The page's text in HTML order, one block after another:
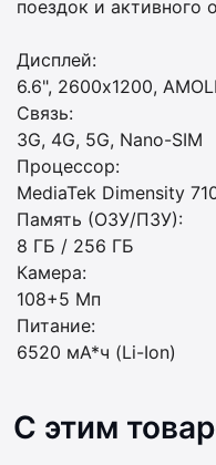
поездок и активного
Дисплей:
6.6", 2600х1200,
Связь:
3G, 4G, 5G, Nano-SIM
Процессор:
MediaTek Dimensity
Память (ОЗУ/ПЗУ):
8 ГБ / 256 ГБ
Камера:
108+5 Мп
Питание:
6520 мА*ч (Li-Ion)
С этим